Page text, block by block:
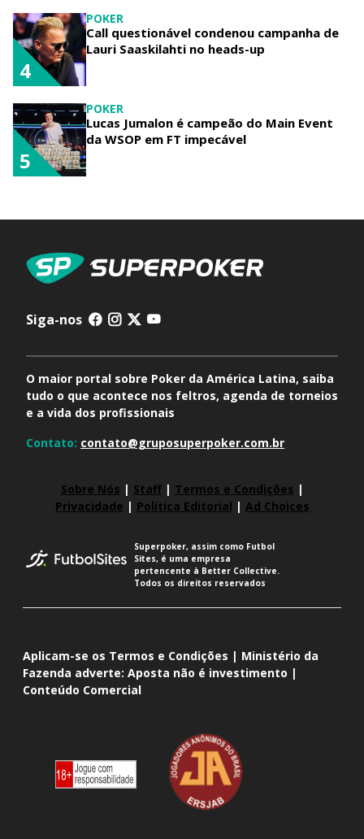
POKER
Call questionável condenou campanha de
Lauri Saaskilahti no heads-up
4
POKER
Lucas Jumalon é campeão do Main Event
da WSOP em FT impecável
5
Siga-nos
O maior portal sobre Poker da América Latina, saiba
tudo o que acontece nos feltros, agenda de torneios
e a vida dos profissionais
Contato: contato@gruposuperpoker.com.br
Sobre Nós | Staff| Termos e Condições |
Privacidade | Política Editorial | Ad Choices
Superpoker, assim como Futbol
Sites, é uma empresa
pertencente à Better Collective.
Todos os direitos reservados
Aplicam-se os Termos e Condições | Ministério da
Fazenda adverte: Aposta não é investimento |
Conteúdo Comercial